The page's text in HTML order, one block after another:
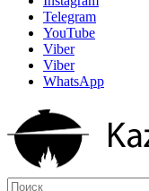
Telegram
YouTube
Viber
Viber
WhatsApp